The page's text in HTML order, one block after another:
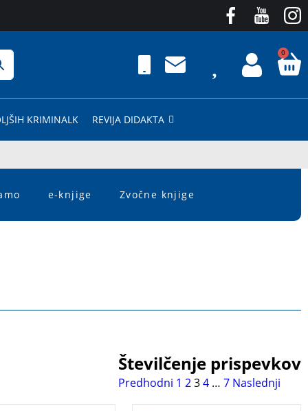
0
KRIMINALK REVIJA DIDAKTA
e-knjige Zvočne knjige
Številčenje prispevkov
Predhodni 1 234 … 7 Naslednji